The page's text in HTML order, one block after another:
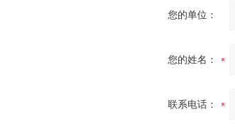
您的单位：
您的姓名：
联系电话：